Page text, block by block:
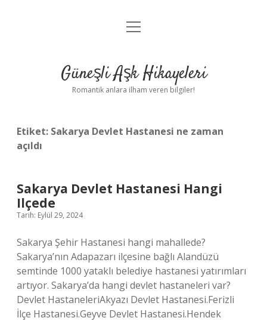
Anasayfa
Yasal Uyarı
menüyü
Güneşli Aşk Hikayeleri
Romantik anlara ilham veren bilgiler!
Etiket: Sakarya Devlet Hastanesi ne zaman
açıldı
Sakarya Devlet Hastanesi Hangi
Ilçede
Tarih: Eylül 29, 2024
Sakarya Şehir Hastanesi hangi mahallede?
Sakarya’nın Adapazarı ilçesine bağlı Alandüzü
semtinde 1000 yataklı belediye hastanesi yatırımları
artıyor. Sakarya’da hangi devlet hastaneleri var?
Devlet HastaneleriAkyazı Devlet Hastanesi.Ferizli
İlçe Hastanesi.Geyve Devlet Hastanesi.Hendek